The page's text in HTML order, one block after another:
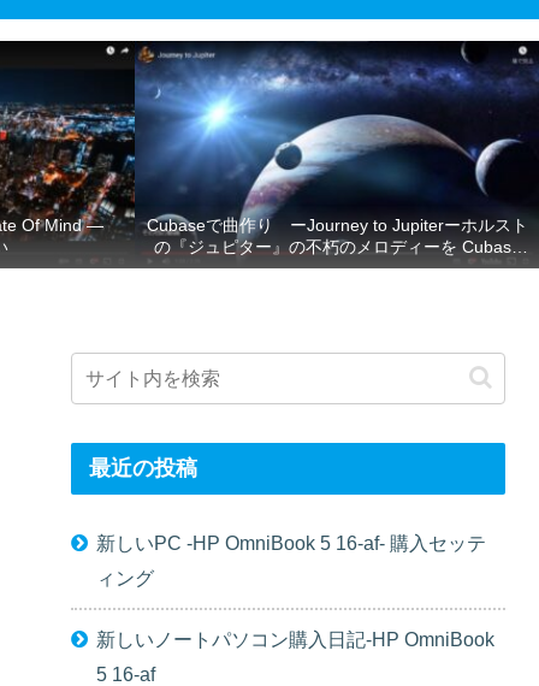
Of Mind ―
Cubaseで曲作り ーJourney to Jupiterーホルスト
の『ジュピター』の不朽のメロディーを Cubase
で再現ー
最近の投稿
新しいPC -HP OmniBook 5 16-af- 購入セッテ
ィング
新しいノートパソコン購入日記-HP OmniBook
5 16-af